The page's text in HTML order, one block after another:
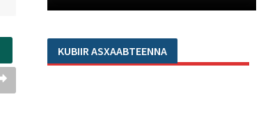
KUBIIR ASXAABTEENNA